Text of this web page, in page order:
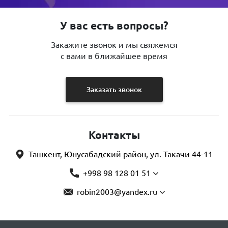
У вас есть вопросы?
Закажите звонок и мы свяжемся
с вами в ближайшее время
Заказать звонок
Контакты
Ташкент, Юнусабадский район, ул. Такачи 44-11
+998 98 128 01 51
robin2003@yandex.ru